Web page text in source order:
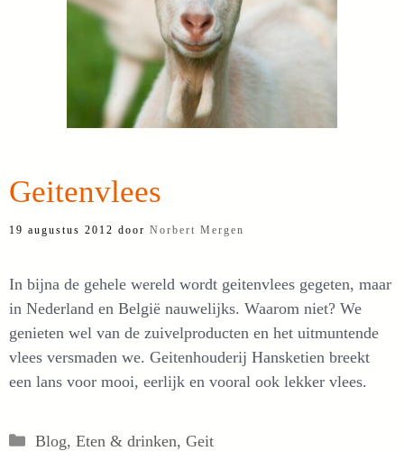
Geitenvlees
19 augustus 2012 door Norbert Mergen
In bijna de gehele wereld wordt geitenvlees gegeten, maar
in Nederland en België nauwelijks. Waarom niet? We
genieten wel van de zuivelproducten en het uitmuntende
vlees versmaden we. Geitenhouderij Hansketien breekt
een lans voor mooi, eerlijk en vooral ook lekker vlees.
Categorieën
Blog, Eten & drinken, Geit